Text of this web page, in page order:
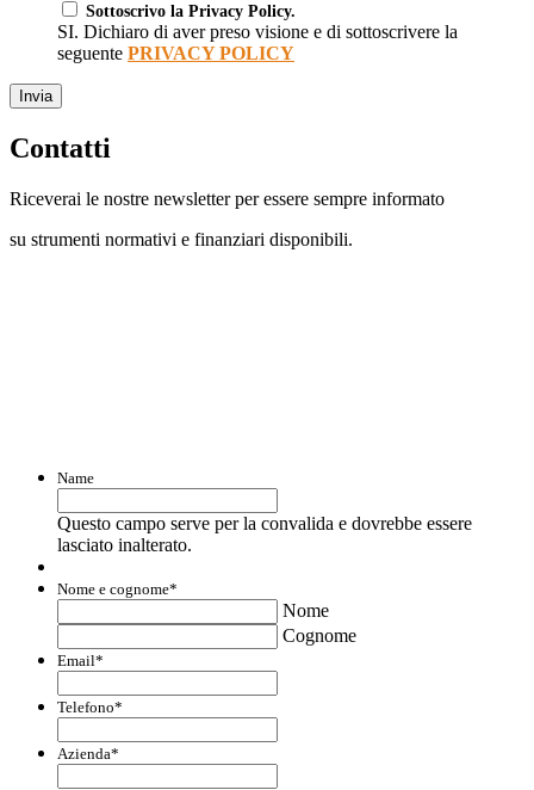
Sottoscrivo la Privacy Policy.
SI. Dichiaro di aver preso visione e di sottoscrivere la
seguente PRIVACY POLICY
Invia
Contatti
Riceverai le nostre newsletter per essere sempre informato
su strumenti normativi e finanziari disponibili.
Name
Questo campo serve per la convalida e dovrebbe essere
lasciato inalterato.
Nome e cognome*
Nome
Cognome
Email*
Telefono*
Azienda*